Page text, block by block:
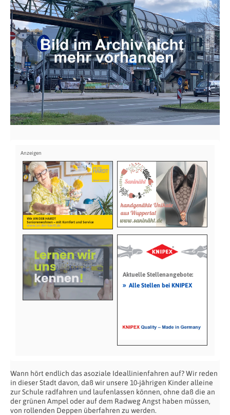
Aktuelle Stellenangebote:
» Alle Stellen bei KNIPEX
Wann hört endlich das asoziale Ideallinienfahren auf? Wir reden
in dieser Stadt davon, daß wir unsere 10-jährigen Kinder alleine
zur Schule radfahren und laufenlassen können, ohne daß die an
der grünen Ampel oder auf dem Radweg Angst haben müssen,
von rollenden Deppen überfahren zu werden.